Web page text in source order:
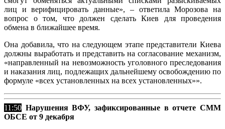
лиц и верифицировать данные», – ответила Морозова на
вопрос о том, что должен сделать Киев для проведения
обмена в ближайшее время.
Она добавила, что на следующем этапе представители Киева
должны выработать и представить на согласование механизм,
«направленный на невозможность уголовного преследования
и наказания лиц, подлежащих дальнейшему освобождению по
формуле «всех установленных на всех установленных»».
11:50 Нарушения ВФУ, зафиксированные в отчете СММ
ОБСЕ от 9 декабря